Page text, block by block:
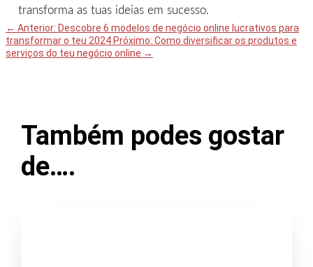
transforma as tuas ideias em sucesso.
← Anterior: Descobre 6 modelos de negócio online lucrativos para
transformar o teu 2024 Próximo: Como diversificar os produtos e
serviços do teu negócio online →
Também podes gostar
de….